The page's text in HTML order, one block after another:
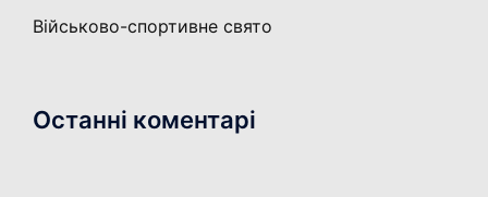
Військово-спортивне свято
Останні коментарі